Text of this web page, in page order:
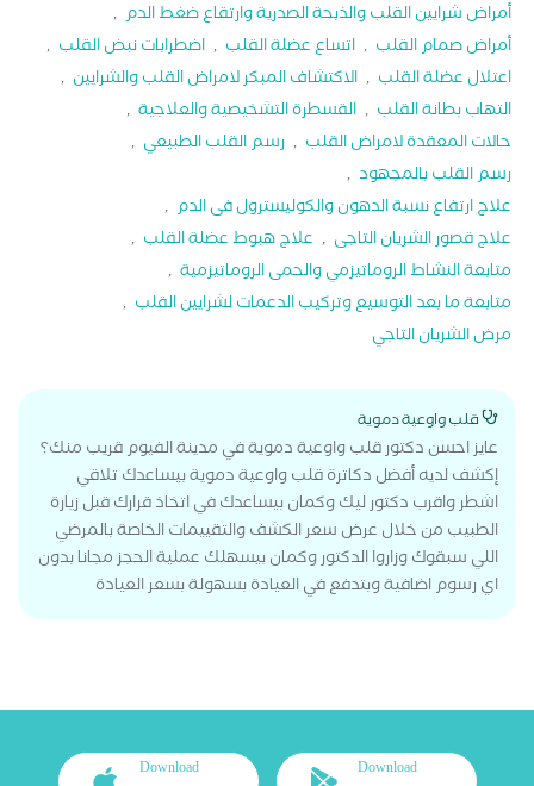
أمراض شرايين القلب والذبحة الصدرية وارتقاع ضغط الدم ,
أمراض صمام القلب , اتساع عضلة القلب , اضطرابات نبض القلب ,
اعتلال عضلة القلب , الاكتشاف المبكر لامراض القلب والشرايين ,
التهاب بطانة القلب , القسطرة التشخيصية والعلاجية ,
حالات المعقدة لامراض القلب , رسم القلب الطبيعي ,
رسم القلب بالمجهود ,
علاج ارتفاع نسبة الدهون والكوليسترول فى الدم ,
علاج قصور الشريان التاجى , علاج هبوط عضلة القلب ,
متابعة النشاط الروماتيزمي والحمى الروماتيزمية ,
متابعة ما بعد التوسيع وتركيب الدعمات لشرايين القلب ,
مرض الشريان التاجي
قلب واوعية دموية
عايز احسن دكتور قلب واوعية دموية في مدينة الفيوم قريب منك؟
إكشف لديه أفضل دكاترة قلب واوعية دموية بيساعدك تلاقي
اشطر واقرب دكتور ليك وكمان بيساعدك في اتخاذ قرارك قبل زيارة
الطبيب من خلال عرض سعر الكشف والتقييمات الخاصة بالمرضي
اللي سبقوك وزاروا الدكتور وكمان بيسهلك عملية الحجز مجانا بدون
اي رسوم اضافية وبتدفع في العيادة بسهولة بسعر العيادة
Download
Download